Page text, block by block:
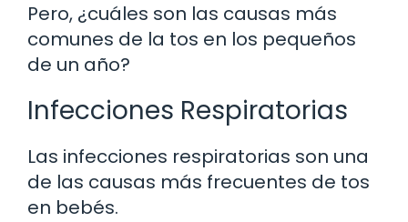
Pero, ¿cuáles son las causas más
comunes de la tos en los pequeños
de un año?
Infecciones Respiratorias
Las infecciones respiratorias son una
de las causas más frecuentes de tos
en bebés.